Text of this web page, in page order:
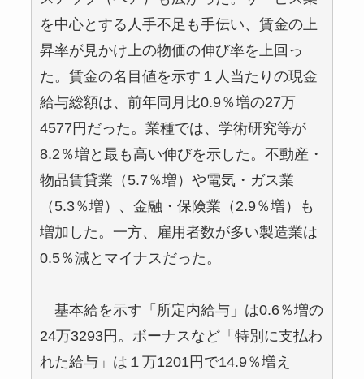
を中心とする人手不足も手伝い、賃金の上
昇率が見かけ上の物価の伸び率を上回っ
た。賃金の名目値を示す１人当たりの現金
給与総額は、前年同月比0.9％増の27万
4577円だった。業種では、学術研究等が
8.2％増と最も高い伸びを示した。不動産・
物品賃貸業（5.7％増）や電気・ガス業
（5.3％増）、金融・保険業（2.9％増）も
増加した。一方、雇用者数が多い製造業は
0.5％減とマイナスだった。
基本給を示す「所定内給与」は0.6％増の
24万3293円。ボーナスなど「特別に支払わ
れた給与」は１万1201円で14.9％増え